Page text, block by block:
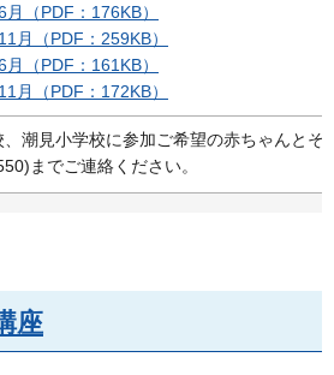
（PDF：176KB）
月（PDF：259KB）
（PDF：161KB）
月（PDF：172KB）
、潮見小学校に参加ご希望の赤ちゃんとそ
までご連絡ください。
座